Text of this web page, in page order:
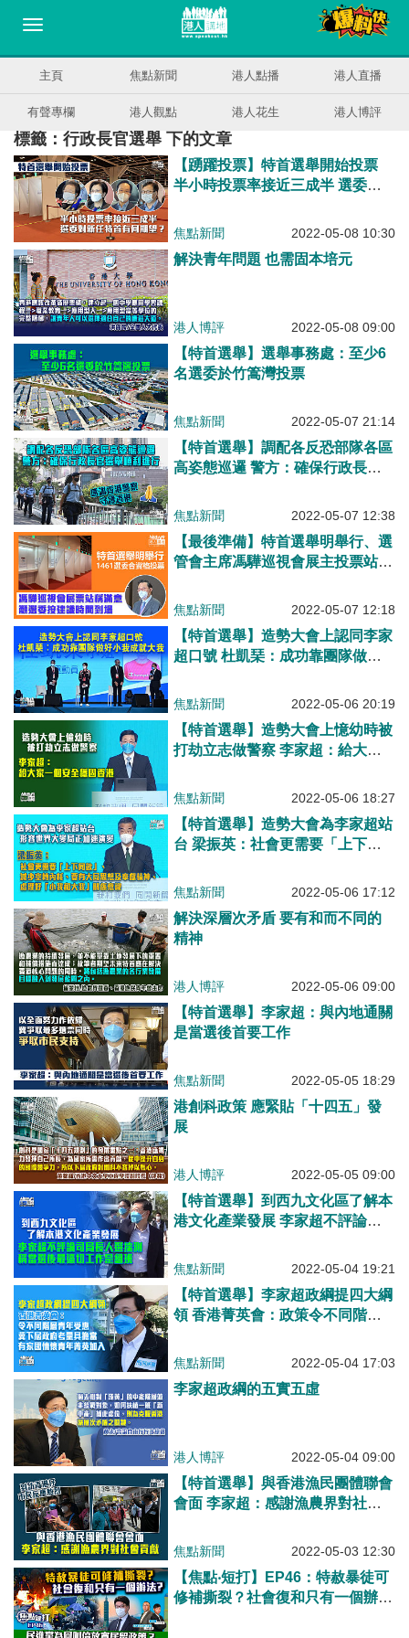
主頁 焦點新聞 港人點播 港人直播
有聲專欄 港人觀點 港人花生 港人博評
標籤：行政長官選舉 下的文章
【踴躍投票】特首選舉開始投票
半小時投票率接近三成半 選委對
焦點新聞 2022-05-08 10:30
解決青年問題 也需固本培元
港人博評 2022-05-08 09:00
【特首選舉】選舉事務處：至少6
名選委於竹篙灣投票
焦點新聞 2022-05-07 21:14
【特首選舉】調配各反恐部隊各區
高姿態巡邏 警方：確保行政長官
焦點新聞 2022-05-07 12:38
【最後準備】特首選舉明舉行、選
管會主席馮驊巡視會展主投票站稱
焦點新聞 2022-05-07 12:18
【特首選舉】造勢大會上認同李家
超口號 杜凱琹：成功靠團隊做好
焦點新聞 2022-05-06 20:19
【特首選舉】造勢大會上憶幼時被
打劫立志做警察 李家超：給大家
焦點新聞 2022-05-06 18:27
【特首選舉】造勢大會為李家超站
台 梁振英：社會更需要「上下同
想及奉獻精神、處理好「小我和大
焦點新聞 2022-05-06 17:12
解決深層次矛盾 要有和而不同的
精神
港人博評 2022-05-06 09:00
【特首選舉】李家超：與內地通關
是當選後首要工作
焦點新聞 2022-05-05 18:29
港創科政策 應緊貼「十四五」發
展
港人博評 2022-05-05 09:00
【特首選舉】到西九文化區了解本
港文化產業發展 李家超不評論司
作是組班
焦點新聞 2022-05-04 19:21
【特首選舉】李家超政綱提四大綱
領 香港菁英會：政策令不同階層
當、有家國情懷青年菁英加入
焦點新聞 2022-05-04 17:03
李家超政綱的五實五虛
港人博評 2022-05-04 09:00
【特首選舉】與香港漁民團體聯會
會面 李家超：感謝漁農界對社會
焦點新聞 2022-05-03 12:30
【焦點‧短打】EP46：特赦暴徒可
修補撕裂？社會復和只有一個辦